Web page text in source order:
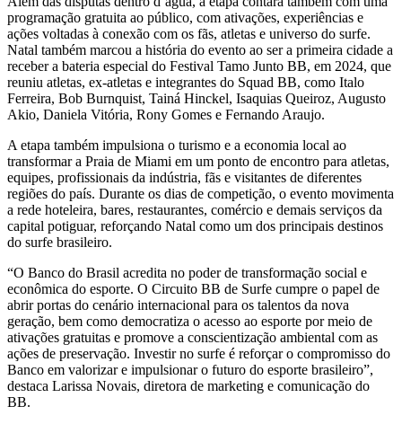
programação gratuita ao público, com ativações, experiências e
ações voltadas à conexão com os fãs, atletas e universo do surfe.
Natal também marcou a história do evento ao ser a primeira cidade a
receber a bateria especial do Festival Tamo Junto BB, em 2024, que
reuniu atletas, ex-atletas e integrantes do Squad BB, como Italo
Ferreira, Bob Burnquist, Tainá Hinckel, Isaquias Queiroz, Augusto
Akio, Daniela Vitória, Rony Gomes e Fernando Araujo.
A etapa também impulsiona o turismo e a economia local ao
transformar a Praia de Miami em um ponto de encontro para atletas,
equipes, profissionais da indústria, fãs e visitantes de diferentes
regiões do país. Durante os dias de competição, o evento movimenta
a rede hoteleira, bares, restaurantes, comércio e demais serviços da
capital potiguar, reforçando Natal como um dos principais destinos
do surfe brasileiro.
“O Banco do Brasil acredita no poder de transformação social e
econômica do esporte. O Circuito BB de Surfe cumpre o papel de
abrir portas do cenário internacional para os talentos da nova
geração, bem como democratiza o acesso ao esporte por meio de
ativações gratuitas e promove a conscientização ambiental com as
ações de preservação. Investir no surfe é reforçar o compromisso do
Banco em valorizar e impulsionar o futuro do esporte brasileiro”,
destaca Larissa Novais, diretora de marketing e comunicação do
BB.